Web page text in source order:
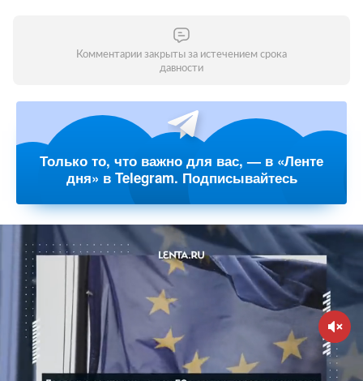
Комментарии закрыты за истечением срока
давности
Только то, что важно для вас, — в «Ленте
дня» в Telegram. Подписывайтесь